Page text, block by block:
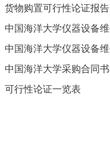
货物购置可行性论证报告
中国海洋大学仪器设备
中国海洋大学仪器设备
中国海洋大学采购合同书
可行性论证一览表